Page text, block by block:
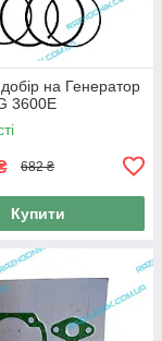
на Генератор
3600E
682 ₴
Купити